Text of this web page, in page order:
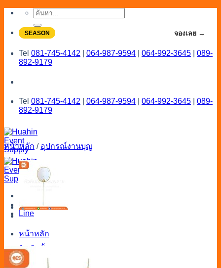
Skip
content
ค้นหา:
SEASON จองเลย →
Tel 081-745-4142 064-987-9594 064-992-3645
089-
892-9179
Tel 081-745-4142 064-987-9594 064-992-3645
089-
892-9179
Catalog
Line
หน้าหลัก
สินค้าทั้งหมด
อุปกรณ์กั้นเขต
หน้าหลัก / อุปกรณ์งานบุญ